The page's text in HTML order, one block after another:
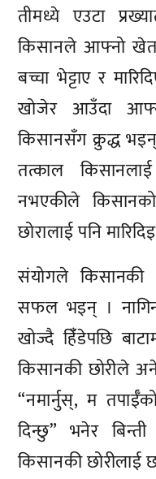
तीमध्ये एउटा
किसानले आफ्नो खेत
बच्चा भेट्टाए र
खोजेर आउँदा
किसानसँग क्रुद्ध
तत्काल
नभएकीले
छोरालाई पनि
संयोगले किसानकी
सफल भइन् ।
खोज्दै हिंँडेपछि
किसानकी छोरीले
“नमार्नुस्, म
दिन्छु” भनेर
किसानकी छोरीलाई